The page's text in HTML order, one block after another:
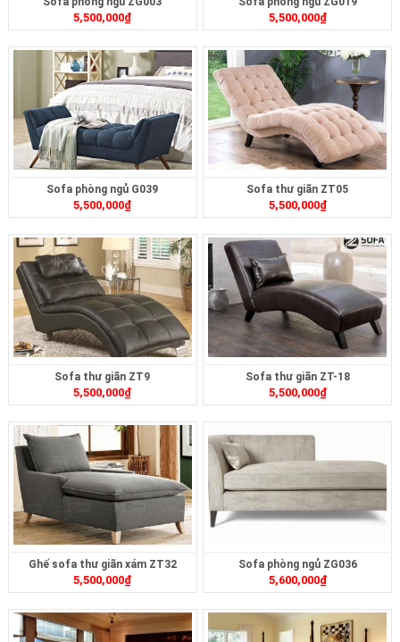
5,500,000₫ 5,500,000₫
Sofa phòng ngủ G039
5,500,000₫
Sofa thư giãn ZT05
5,500,000₫
Sofa thư giãn ZT9
5,500,000₫
Sofa thư giãn ZT-18
5,500,000₫
Ghế sofa thư giãn xám ZT32
5,500,000₫
Sofa phòng ngủ ZG036
5,600,000₫